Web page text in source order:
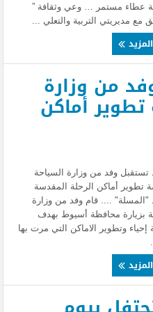
عطاء مستمر … وعي وثقافة ”
مع مديريتي التربية والتعلي ...
من وزارة
أماكن
وفد من وزارة السياحة
تطوير أماكن الرحلة المقدسة
"المسلة" .... قام وفد من وزارة
بزيارة محافظة أسيوط بهدف
إحياء وتطوير الاماكن التي مرت بها